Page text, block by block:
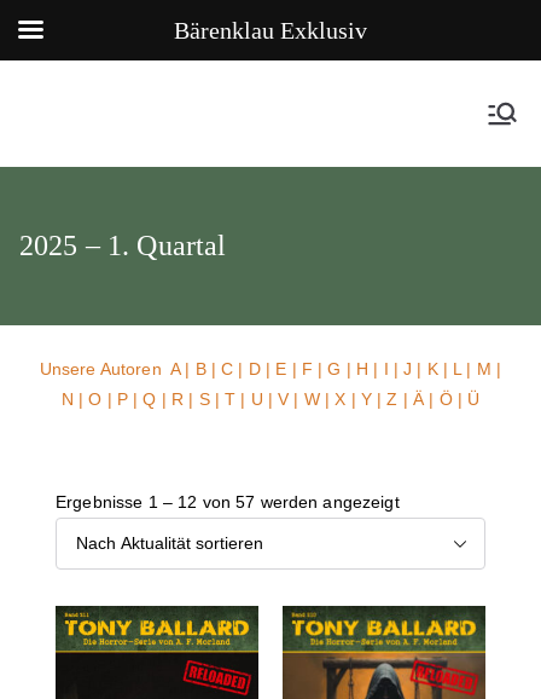
2025 – 1. Quartal
Unsere AutorenA| B|C | D| E | F |G | H | I |J | K| L | M |
N |O | P|Q | R | S|T | U | V | W| X | Y | Z | Ä | Ö | Ü
Ergebnisse 1 – 12 von 57 werden angezeigt
Bärenklau Exklusiv